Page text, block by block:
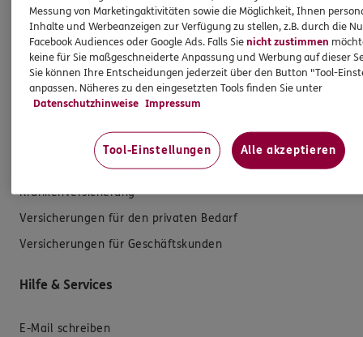
Produkte
Zahnversicherungen
Kfz-Versicherung
Krankenversicherung
Versicherungen für den privaten Bedarf
Versicherungen für Geschäftskunden
Hilfe & Services
E-Mail schreiben
Messung von Marketingaktivitäten sowie die Möglichkeit, Ihnen
Inhalte und Werbeanzeigen zur Verfügung zu stellen, z.B. durch die
Facebook Audiences oder Google Ads. Falls Sienicht zustimmen
keine für Sie maßgeschneiderte Anpassung und Werbung auf dieser
Sie können Ihre Entscheidungen jederzeit über den Button "Tool-
anpassen. Näheres zu den eingesetzten Tools finden Sie unter
Datenschutzhinweise Impressum
Tool-Einstellungen Alle akzeptieren